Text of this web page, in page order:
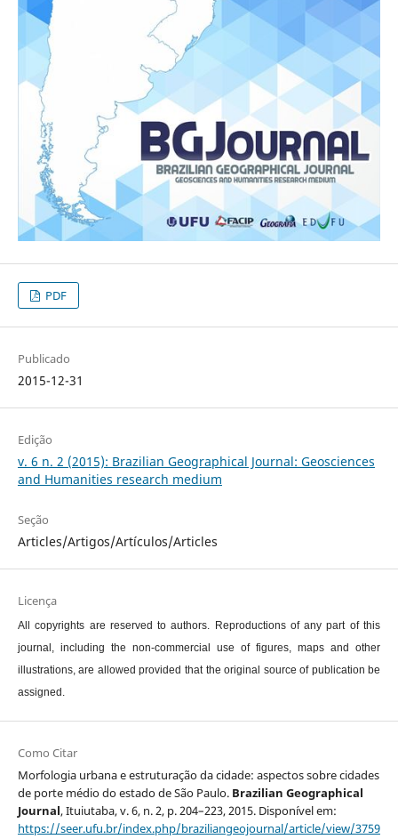
PDF
Publicado
2015-12-31
Edição
v. 6 n. 2 (2015): Brazilian Geographical Journal: Geosciences
and Humanities research medium
Seção
Articles/Artigos/Artículos/Articles
Licença
All copyrights are reserved to authors. Reproductions of any part of this
journal, including the non-commercial use of figures, maps and other
illustrations, are allowed provided that the original source of publication be
assigned.
Como Citar
Morfologia urbana e estruturação da cidade: aspectos sobre cidades
de porte médio do estado de São Paulo. Brazilian Geographical
Journal, Ituiutaba, v. 6, n. 2, p. 204–223, 2015. Disponível em:
https://seer.ufu.br/index.php/braziliangeojournal/article/view/3759